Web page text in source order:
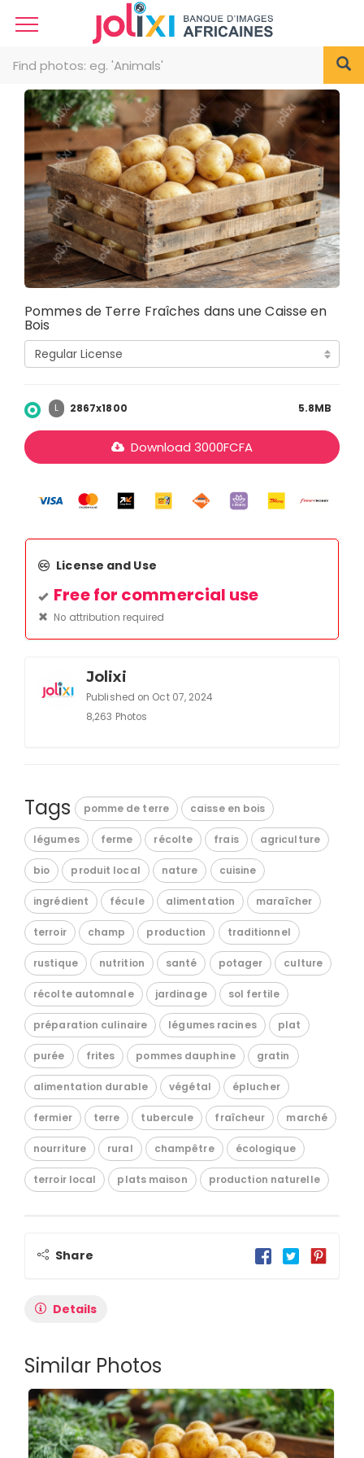
Pommes de Terre Fraîches dans une Caisse en
Bois
L 2867x1800 5.8MB
Download 3000FCFA
License and Use
Free for commercial use
No attribution required
Jolixi
Published on Oct 07, 2024
8,263 Photos
Tags pomme de terre caisse en bois
légumes ferme récolte frais agriculture
bio produit local nature cuisine
ingrédient fécule alimentation maraîcher
terroir champ production traditionnel
rustique nutrition santé potager culture
récolte automnale jardinage sol fertile
préparation culinaire légumes racines plat
purée frites pommes dauphine gratin
alimentation durable végétal éplucher
fermier terre tubercule fraîcheur marché
nourriture rural champêtre écologique
terroir local plats maison production naturelle
Share
Details
Similar Photos